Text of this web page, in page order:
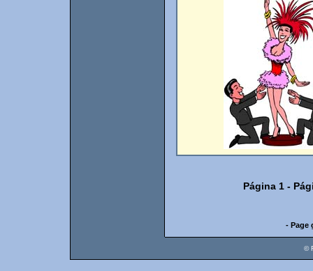
Página 1 -
- Page
©